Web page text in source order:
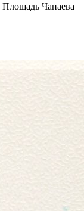
Площадь Чапаева